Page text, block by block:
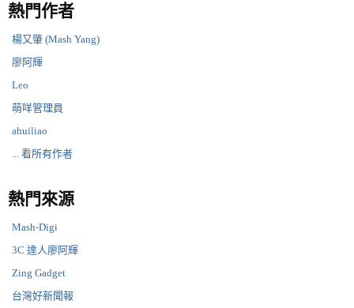
熱門作者
楊又肇 (Mash Yang)
廖阿輝
Leo
萌咩管理員
ahuiliao
... 看所有作者
熱門來源
Mash-Digi
3C 達人廖阿輝
Zing Gadget
台灣好新聞報